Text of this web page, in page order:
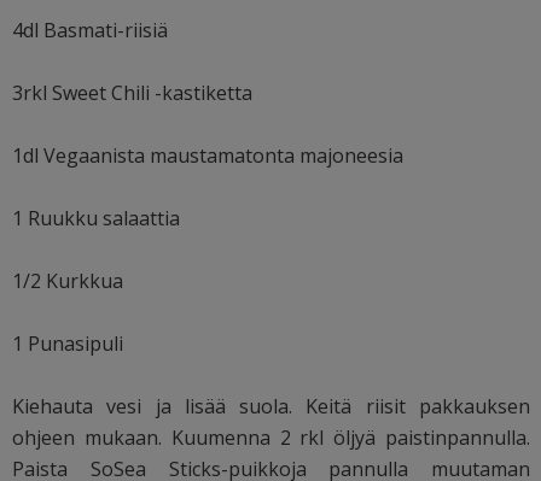
4dl Basmati-riisiä
3rkl Sweet Chili -kastiketta
1dl Vegaanista maustamatonta majoneesia
1 Ruukku salaattia
1/2 Kurkkua
1 Punasipuli
Kiehauta vesi ja lisää suola. Keitä riisit pakkauksen
ohjeen mukaan. Kuumenna 2 rkl öljyä paistinpannulla.
Paista SoSea Sticks-puikkoja pannulla muutaman